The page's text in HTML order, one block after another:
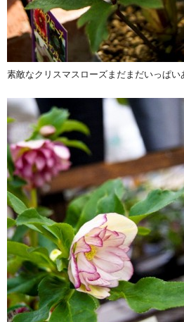
素敵なクリスマスローズまだまだいっぱい